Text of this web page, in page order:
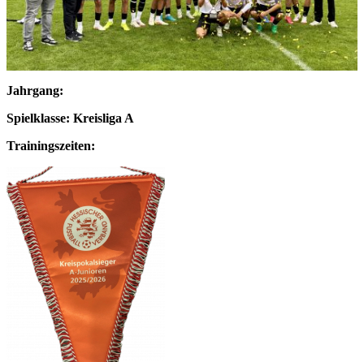
Jahrgang:
Spielklasse: Kreisliga A
Trainingszeiten: